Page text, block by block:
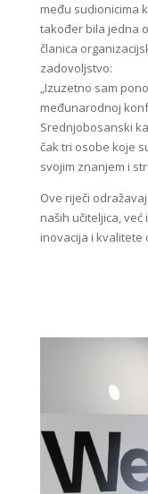
među sudionicima
također bila jedna
članica
zadovoljstvo:
„Izuzetno sam
međunarodnoj
Srednjobosanski
čak tri osobe koje
svojim znanjem i
Ove riječi
naših učiteljica,
inovacija i kvalitete